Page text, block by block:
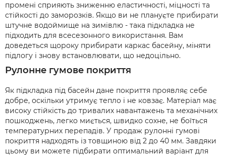
промені сприяють зниженню еластичності, міцності та
стійкості до заморозків. Якщо ви не плануєте прибирати
штучне водоймище на зимівлю - така підкладка не
підходить для всесезонного використання. Вам
доведеться щороку прибирати каркас басейну, міняти
підлогу і знову встановлювати, що недоцільно.
Рулонне гумове покриття
Як підкладка під басейн дане покриття проявляє себе
добре, оскільки утримує тепло і не ковзає. Матеріал має
високу стійкість до тривалих навантажень та механічних
пошкоджень, легко миється, швидко сохне, не боїться
температурних перепадів. У продаж рулонні гумові
покриття надходять із товщиною від 2 до 40 мм. Завдяки
цьому ви можете підбирати оптимальний варіант для